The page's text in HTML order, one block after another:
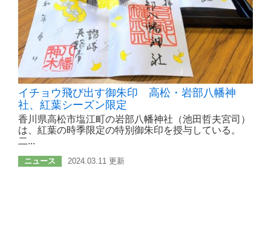
イチョウ飛び出す御朱印 高松・岩部八幡神
社、紅葉シーズン限定
香川県高松市塩江町の岩部八幡神社（池田哲夫宮司）
は、紅葉の時季限定の特別御朱印を授与している。
二...
ニュース 2024.03.11 更新